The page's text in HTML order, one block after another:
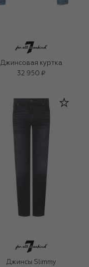
Джинсовая куртка
32 950 ₽
Джинсы Slimmy